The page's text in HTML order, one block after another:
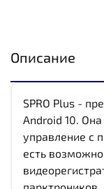
Описание
SPRO Plus -
Android 10.
управление с
есть